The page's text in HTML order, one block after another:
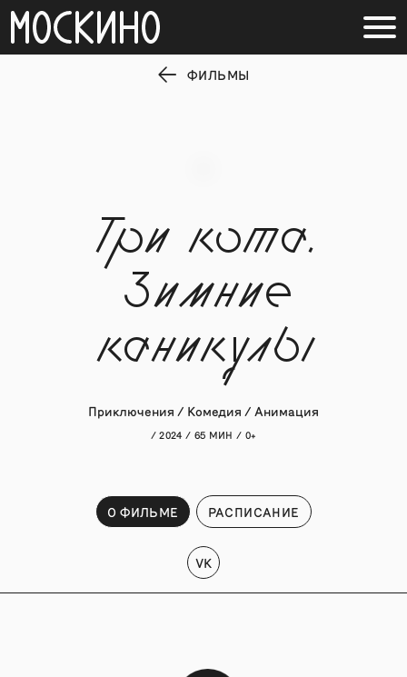
ФИЛЬМЫ
Три кота.
Зимние
каникулы
Приключения / Комедия / Анимация
/ 2024 / 65 МИН / 0+
О ФИЛЬМЕ РАСПИСАНИЕ
VK